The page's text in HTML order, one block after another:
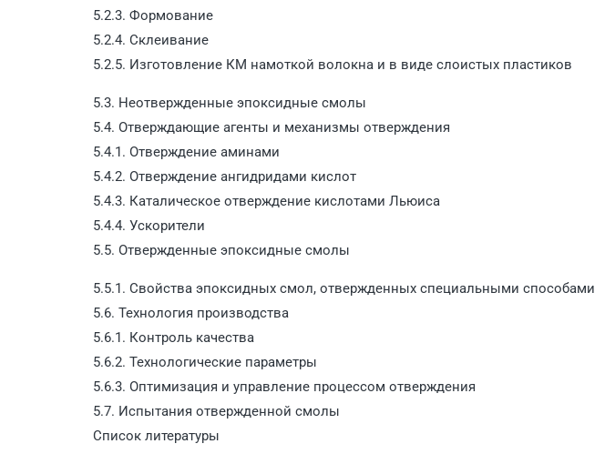
5.2.3. Формование
5.2.4. Склеивание
5.2.5. Изготовление КМ намоткой волокна и в виде слоистых пластиков
5.3. Неотвержденные эпоксидные смолы
5.4. Отверждающие агенты и механизмы отверждения
5.4.1. Отверждение аминами
5.4.2. Отверждение ангидридами кислот
5.4.3. Каталическое отверждение кислотами Льюиса
5.4.4. Ускорители
5.5. Отвержденные эпоксидные смолы
5.5.1. Свойства эпоксидных смол, отвержденных специальными способами
5.6. Технология производства
5.6.1. Контроль качества
5.6.2. Технологические параметры
5.6.3. Оптимизация и управление процессом отверждения
5.7. Испытания отвержденной смолы
Список литературы